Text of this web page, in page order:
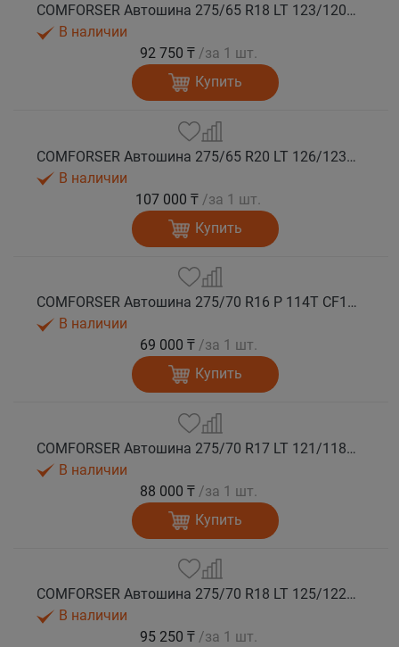
COMFORSER Автошина 275/65 R18 LT 123/120S CF1100 10PR RWL лето
В наличии
92 750 ₸ /за 1 шт.
Купить
COMFORSER Автошина 275/65 R20 LT 126/123S CF1100 10PR RWL лето
В наличии
107 000 ₸ /за 1 шт.
Купить
COMFORSER Автошина 275/70 R16 P 114T CF1100 RWL лето
В наличии
69 000 ₸ /за 1 шт.
Купить
COMFORSER Автошина 275/70 R17 LT 121/118S CF1100 10PR RWL лето
В наличии
88 000 ₸ /за 1 шт.
Купить
COMFORSER Автошина 275/70 R18 LT 125/122S CF1100 10PR RWL лето
В наличии
95 250 ₸ /за 1 шт.